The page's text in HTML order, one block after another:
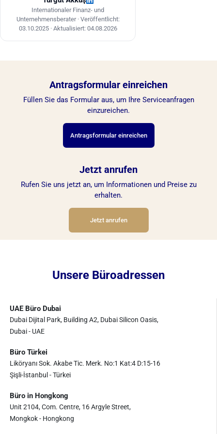
Internationaler Finanz- und
Unternehmensberater · Veröffentlicht:
03.10.2025· Aktualisiert: 04.08.2026
Antragsformular einreichen
Füllen Sie das Formular aus, um Ihre Serviceanfragen
einzureichen.
Antragsformular einreichen
Jetzt anrufen
Rufen Sie uns jetzt an, um Informationen und Preise zu
erhalten.
Jetzt anrufen
Unsere Büroadressen
UAE Büro Dubai
Dubai Dijital Park, Building A2, Dubai Silicon Oasis,
Dubai - UAE
Büro Türkei
Liköryanı Sok. Akabe Tic. Merk. No:1 Kat:4 D:15-16
Şişli-İstanbul - Türkei
Büro in Hongkong
Unit 2104, Com. Centre, 16 Argyle Street,
Mongkok - Hongkong